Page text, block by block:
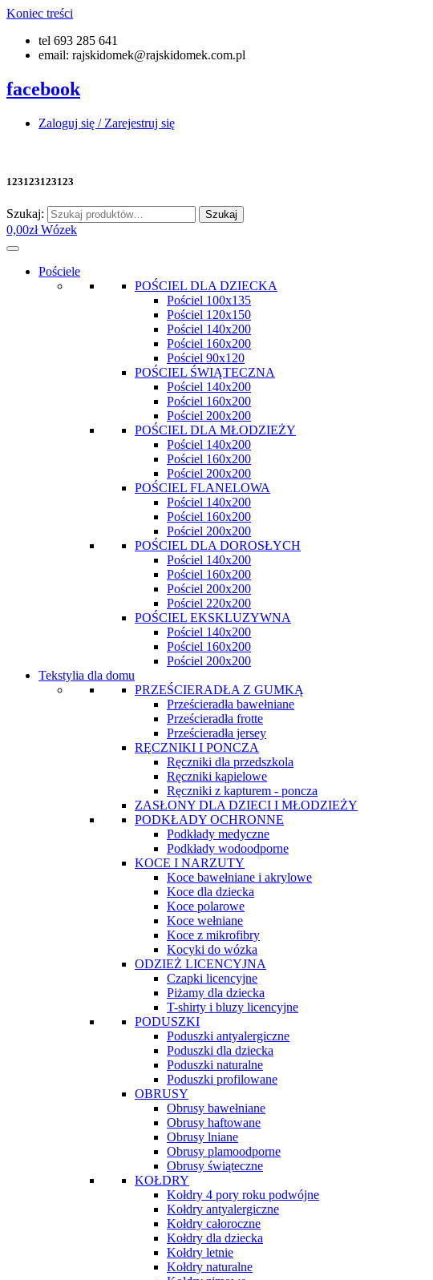
Koniec treści
tel 693 285 641
email: rajskidomek@rajskidomek.com.pl
facebook
Zaloguj się / Zarejestruj się
123123123123
Szukaj: Szukaj
0,00zł Wózek
Pościele
POŚCIEL DLA DZIECKA
Pościel 100x135
Pościel 120x150
Pościel 140x200
Pościel 160x200
Pościel 90x120
POŚCIEL ŚWIĄTECZNA
Pościel 140x200
Pościel 160x200
Pościel 200x200
POŚCIEL DLA MŁODZIEŻY
Pościel 140x200
Pościel 160x200
Pościel 200x200
POŚCIEL FLANELOWA
Pościel 140x200
Pościel 160x200
Pościel 200x200
POŚCIEL DLA DOROSŁYCH
Pościel 140x200
Pościel 160x200
Pościel 200x200
Pościel 220x200
POŚCIEL EKSKLUZYWNA
Pościel 140x200
Pościel 160x200
Pościel 200x200
Tekstylia dla domu
PRZEŚCIERADŁA Z GUMKĄ
Prześcieradła bawełniane
Prześcieradła frotte
Prześcieradła jersey
RĘCZNIKI I PONCZA
Ręczniki dla przedszkola
Ręczniki kąpielowe
Ręczniki z kapturem - poncza
ZASŁONY DLA DZIECI I MŁODZIEŻY
PODKŁADY OCHRONNE
Podkłady medyczne
Podkłady wodoodporne
KOCE I NARZUTY
Koce bawełniane i akrylowe
Koce dla dziecka
Koce polarowe
Koce wełniane
Koce z mikrofibry
Kocyki do wózka
ODZIEŻ LICENCYJNA
Czapki licencyjne
Piżamy dla dziecka
T-shirty i bluzy licencyjne
PODUSZKI
Poduszki antyalergiczne
Poduszki dla dziecka
Poduszki naturalne
Poduszki profilowane
OBRUSY
Obrusy bawełniane
Obrusy haftowane
Obrusy lniane
Obrusy plamoodporne
Obrusy świąteczne
KOŁDRY
Kołdry 4 pory roku podwójne
Kołdry antyalergiczne
Kołdry całoroczne
Kołdry dla dziecka
Kołdry letnie
Kołdry naturalne